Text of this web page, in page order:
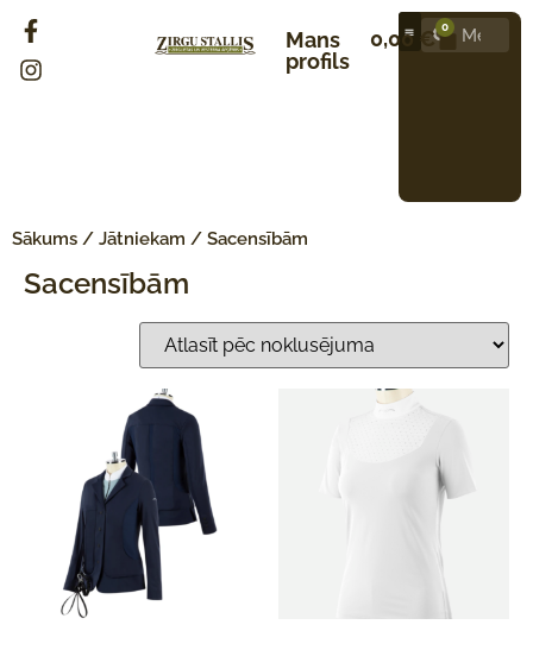
Mans
profils
0,00 € 0
Sākums / Jātniekam / Sacensībām
Sacensībām